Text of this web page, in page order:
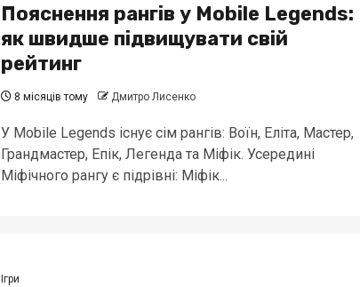
Пояснення рангів у Mobile Legends:
як швидше підвищувати свій
рейтинг
8 місяців тому Дмитро Лисенко
У Mobile Legends існує сім рангів: Воїн, Еліта, Мастер,
Грандмастер, Епік, Легенда та Міфік. Усередині
Міфічного рангу є підрівні: Міфік...
Ігри